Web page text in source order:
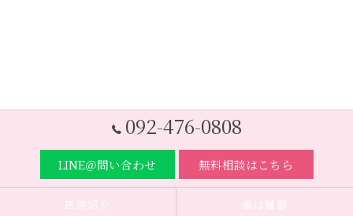
092-476-0808
LINE＠問い合わせ 無料相談はこちら
医院紹介 歯は臓器